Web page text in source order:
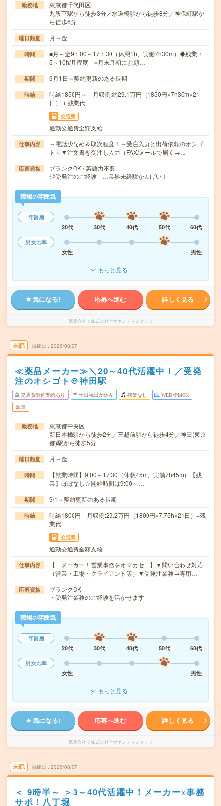
勤務地
東京都千代田区
九段下駅から徒歩3分／水道橋駅から徒歩8分／神保町駅か
ら徒歩6分
曜日頻度 月～金
時間
■月～金9：00～17：30（休憩1h、実働7h30m）◆残業：
5～10h/月程度 ※月末月初にお願…
期間 9月1日～契約更新のある長期
時給
時給1850円～ 月収例:約29.1万円（1850円×7h30m×21
日） + 残業代
交通費
通勤交通費全額支給
仕事内容
～電話少なめ＆取次程度！～受注入力と出荷依頼のオシゴ
ト～▼注文書を受注し入力（FAX/メールで届く→…
応募資格
ブランクOK / 英語力不要
◎受発注のご経験 …業界未経験かんげい！
職場の雰囲気
年齢層
20代
30代 40代 50代
60代
男女比率
女性
男性
もっと見る
気になる! 応募へ進む 詳しく見る
派遣会社 株式会社アヴァンティスタッフ
未読 掲載日 2026/08/07
≪薬品メーカー≫＼20～40代活躍中！／受発
注のオシゴト＠神田駅
交通費別途支給あり 土日祝日が休み 残業なし WEB登録OK
派遣
勤務地
東京都中央区
新日本橋駅から徒歩2分／三越前駅から徒歩4分／神田(東京
都)駅から徒歩5分
曜日頻度 月～金
時間
【就業時間】9:00～17:30（休憩45m、実働7h45m）【残
業】ほぼなし☆開始時間は9:00～…
期間 9/1～契約更新のある長期
時給
時給1800円 月収例:29.2万円（1800円×7.75h×21日）+残
業代
交通費
通勤交通費全額支給
仕事内容
【 メーカー！営業事務をオマカセ 】▼問い合わせ対応
（営業・工場・クライアント等）▼受発注業務→専用…
応募資格
ブランクOK
・受発注業務のご経験を活かせます！
職場の雰囲気
年齢層
20代
30代 40代 50代
60代
男女比率
女性
男性
もっと見る
気になる! 応募へ進む 詳しく見る
派遣会社 株式会社アヴァンティスタッフ
未読 掲載日 2026/08/07
＜ 9時半～ ＞3～40代活躍中！メーカー×事務
サポ！八丁堀